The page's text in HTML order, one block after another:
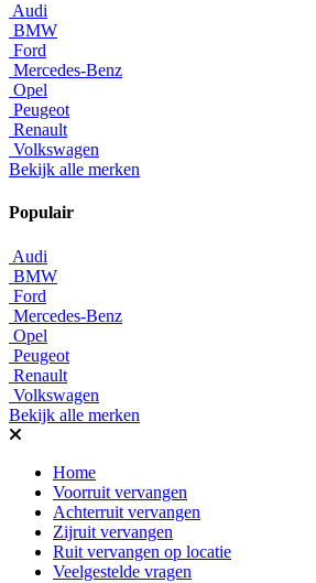
Audi
BMW
Ford
Mercedes-Benz
Opel
Peugeot
Renault
Volkswagen
Bekijk alle merken
Populair
Audi
BMW
Ford
Mercedes-Benz
Opel
Peugeot
Renault
Volkswagen
Bekijk alle merken
Home
Voorruit vervangen
Achterruit vervangen
Zijruit vervangen
Ruit vervangen op locatie
Veelgestelde vragen